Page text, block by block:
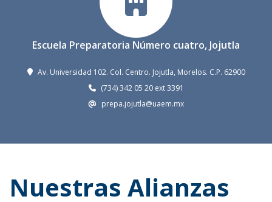
Escuela Preparatoria Número cuatro, Jojutla
Av. Universidad 102. Col. Centro. Jojutla, Morelos. C.P. 62900
(734) 342 05 20 ext 3391
prepa.jojutla@uaem.mx
Nuestras Alianzas